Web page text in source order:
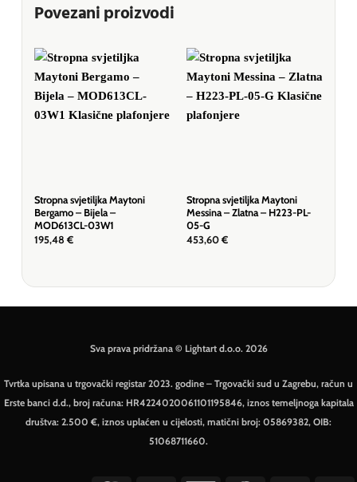
Povezani proizvodi
Stropna svjetiljka Maytoni
Bergamo – Bijela –
MOD613CL-03W1
195,48 €
Stropna svjetiljka Maytoni
Messina – Zlatna – H223-PL-
05-G
453,60 €
Sva prava pridržana © Lightart d.o.o. 2026
Tvrtka upisana u trgovački registar 2023. godine – Trgovački sud u Zagrebu, račun u
Erste banci d.d., broj računa: HR4224020061101195846, iznos temeljnoga kapitala
društva: 2.500 €, iznos uplaćen u cijelosti, matični broj: 05869382, OIB:
51068711660.